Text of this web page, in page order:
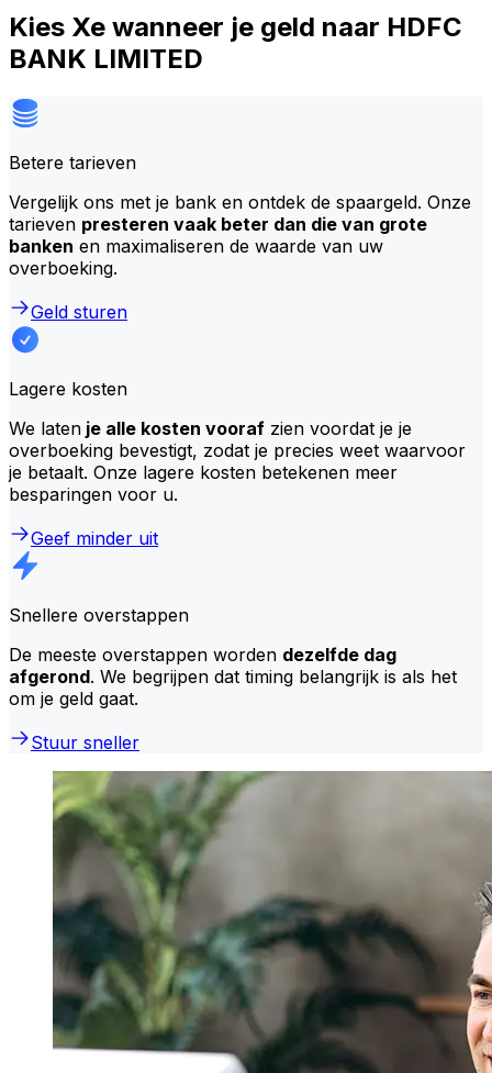
Kies Xe wanneer je geld naar HDFC
BANK LIMITED
Betere tarieven
Vergelijk ons met je bank en ontdek de spaargeld. Onze
tarieven presteren vaak beter dan die van grote
banken en maximaliseren de waarde van uw
overboeking.
Geld sturen
Lagere kosten
We laten je alle kosten vooraf zien voordat je je
overboeking bevestigt, zodat je precies weet waarvoor
je betaalt. Onze lagere kosten betekenen meer
besparingen voor u.
Geef minder uit
Snellere overstappen
De meeste overstappen worden dezelfde dag
afgerond. We begrijpen dat timing belangrijk is als het
om je geld gaat.
Stuur sneller